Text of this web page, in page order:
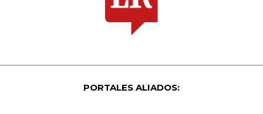
PORTALES ALIADOS: